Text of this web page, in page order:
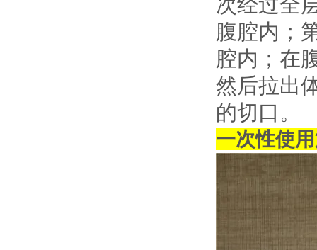
次经过全
腹腔内；
腔内；在
然后拉出
的切口。
一次性使